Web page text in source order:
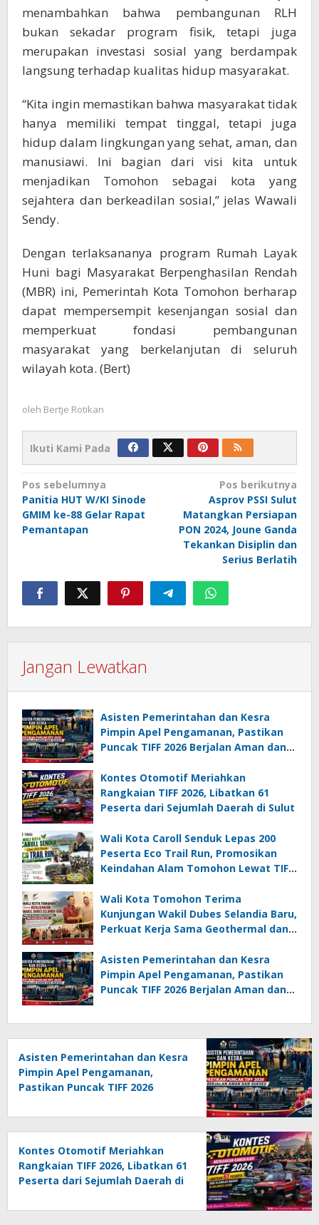
menambahkan bahwa pembangunan RLH
bukan sekadar program fisik, tetapi juga
merupakan investasi sosial yang berdampak
langsung terhadap kualitas hidup masyarakat.
“Kita ingin memastikan bahwa masyarakat tidak
hanya memiliki tempat tinggal, tetapi juga
hidup dalam lingkungan yang sehat, aman, dan
manusiawi. Ini bagian dari visi kita untuk
menjadikan Tomohon sebagai kota yang
sejahtera dan berkeadilan sosial,” jelas Wawali
Sendy.
Dengan terlaksananya program Rumah Layak
Huni bagi Masyarakat Berpenghasilan Rendah
(MBR) ini, Pemerintah Kota Tomohon berharap
dapat mempersempit kesenjangan sosial dan
memperkuat fondasi pembangunan
masyarakat yang berkelanjutan di seluruh
wilayah kota. (Bert)
oleh Bertje Rotikan
Ikuti Kami Pada
Navigasi
pos
Pos sebelumnya
Panitia HUT W/KI Sinode
GMIM ke-88 Gelar Rapat
Pemantapan
Pos berikutnya
Asprov PSSI Sulut
Matangkan Persiapan
PON 2024, Joune Ganda
Tekankan Disiplin dan
Serius Berlatih
Jangan Lewatkan
Asisten Pemerintahan dan Kesra
Pimpin Apel Pengamanan, Pastikan
Puncak TIFF 2026 Berjalan Aman dan
Kontes Otomotif Meriahkan
Rangkaian TIFF 2026, Libatkan 61
Peserta dari Sejumlah Daerah di Sulut
Wali Kota Caroll Senduk Lepas 200
Peserta Eco Trail Run, Promosikan
Keindahan Alam Tomohon Lewat TIFF
Wali Kota Tomohon Terima
Kunjungan Wakil Dubes Selandia Baru,
Perkuat Kerja Sama Geothermal dan
Asisten Pemerintahan dan Kesra
Pimpin Apel Pengamanan, Pastikan
Puncak TIFF 2026 Berjalan Aman dan
Asisten Pemerintahan dan Kesra
Pimpin Apel Pengamanan,
Pastikan Puncak TIFF 2026
Kontes Otomotif Meriahkan
Rangkaian TIFF 2026, Libatkan 61
Peserta dari Sejumlah Daerah di